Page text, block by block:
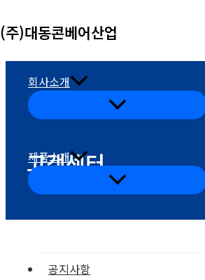
텐
(주)대동콘베어산업
회사소개
메
뉴
토
제품소개
메
뉴
토
고객센터
공지사항